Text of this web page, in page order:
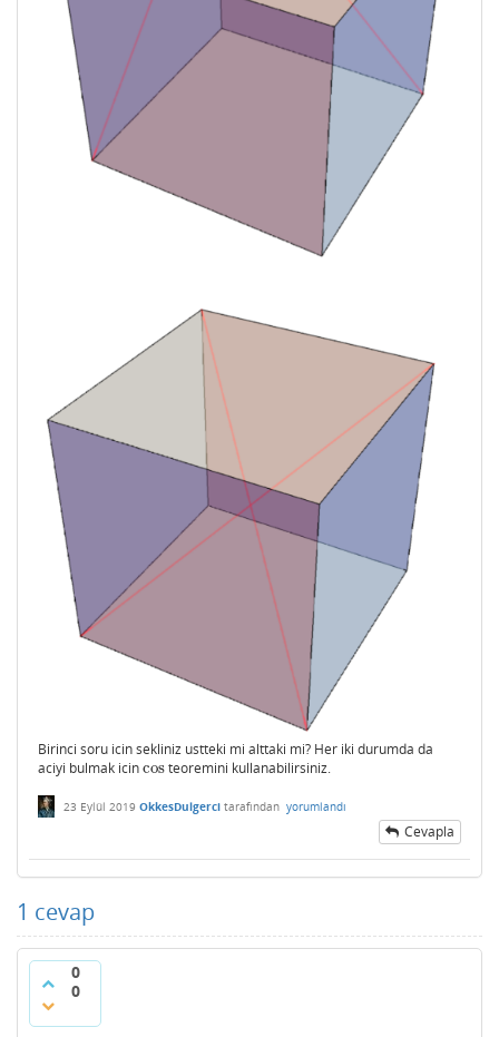
Birinci soru icin sekliniz ustteki mi alttaki mi? Her iki durumda da
aciyi bulmak icincos
cos teoremini kullanabilirsiniz.
23 Eylül 2019 OkkesDulgerci tarafından yorumlandı
Cevapla
1 cevap
0
0